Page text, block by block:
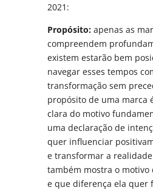
2021:
Propósito:apenas as
compreendem
existem estarão bem
navegar esses tempos
transformação sem
propósito de uma marca
clara do motivo
uma declaração de
quer influenciar
e transformar a
também mostra o motivo
e que diferença ela quer